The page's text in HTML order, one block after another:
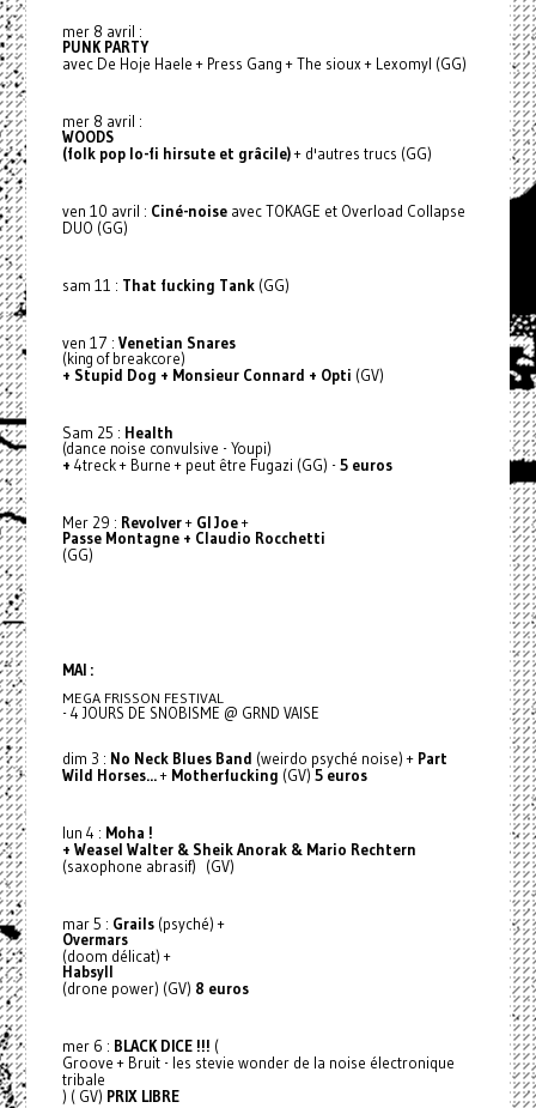
mer 8 avril :
PUNK PARTY
avec De Hoje Haele + Press Gang + The sioux + Lexomyl (GG)
mer 8 avril :
WOODS
(folk pop lo-fi hirsute et grâcile)+ d'autres trucs (GG)
ven 10 avril : Ciné-noiseavec TOKAGE et Overload Collapse
DUO (GG)
sam 11 : That fucking Tank(GG)
ven 17 : Venetian Snares
(king of breakcore)
+ Stupid Dog + Monsieur Connard + Opti (GV)
Sam 25 : Health
(dance noise convulsive - Youpi)
+ 4treck + Burne + peut être Fugazi (GG) -5 euros
Mer 29 : Revolver+GI Joe+
Passe Montagne + Claudio Rocchetti
(GG)
MAI :
MEGA FRISSON FESTIVAL
- 4 JOURS DE SNOBISME @ GRND VAISE
dim 3 : No Neck Blues Band (weirdo psyché noise) + Part
Wild Horses...+ Motherfucking (GV) 5 euros
lun 4 : Moha !
+ Weasel Walter & Sheik Anorak & Mario Rechtern
(saxophone abrasif) (GV)
mar 5 : Grails(psyché) +
Overmars
(doom délicat) +
Habsyll
(drone power) (GV) 8 euros
mer 6 : BLACK DICE !!! (
Groove + Bruit - les stevie wonder de la noise électronique
tribale
) ( GV) PRIX LIBRE